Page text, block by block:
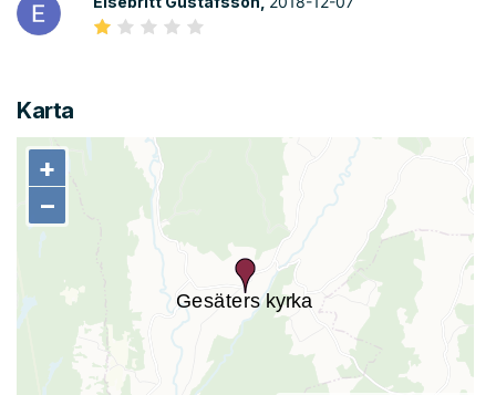
Karta
+
−
+
−